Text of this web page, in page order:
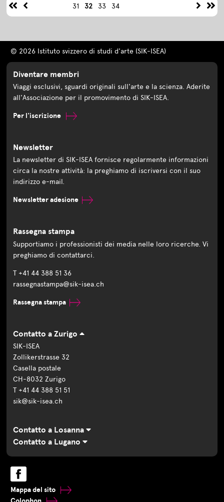
31 32 33 34
© 2026 Istituto svizzero di studi d'arte (SIK-ISEA)
Diventare membri
Viaggi esclusivi, sguardi originali sull'arte e la scienza. Aderite
all'Associazione per il promovimento di SIK-ISEA.
Per l'iscrizione
Newsletter
La newsletter di SIK-ISEA fornisce regolarmente informazioni
circa la nostre attività: la preghiamo di iscriversi con il suo
indirizzo e-mail.
Newsletter adesione
Rassegna stampa
Supportiamo i professionisti dei media nelle loro ricerche. Vi
preghiamo di contattarci.
T +41 44 388 51 36
rassegnastampa@sik-isea.ch
Rassegna stampa
Contatto a Zurigo
SIK-ISEA
Zollikerstrasse 32
Casella postale
CH-8032 Zurigo
T +41 44 388 51 51
sik@sik-isea.ch
Contatto a Losanna
Contatto a Lugano
Mappa del sito